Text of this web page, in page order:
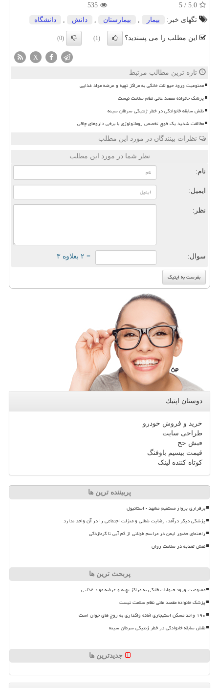
5.0
/
5
535
تگهای خبر:
بیمار بیمارستان دانش دانشگاه
این مطلب را می پسندید؟ (1)
(0)
X
تازه ترین مطالب مرتبط
ممنوعیت ورود حیوانات خانگی به مراکز تهیه و عرضه مواد غذایی
پزشک خانواده مقصد غائی نظام سلامت نیست
نقش سابقه خانوادگی در خطر ژنتیکی سرطان سینه
مخالفت شدید یک فوق تخصص روماتولوژی با برخی داروهای چاقی
نظرات بینندگان در مورد این مطلب
نظر شما در مورد این مطلب
نام:
ایمیل:
نظر:
سوال: = ۲ بعلاوه ۳
دوستان اپتیك
خرید و فروش خودرو
طراحی سایت
فیش حج
قیمت بیسیم باوفنگ
کوتاه کننده لینک
پربیننده ترین ها
برقراری پرواز مستقیم مشهد - استانبول
پزشکی دیگر درآمد، رضایت شغلی و منزلت اجتماعی را در آن واحد ندارد
راهنمای حضور ایمن در مراسم طولانی از کم آبی تا گرمازدگی
نقش تغذیه در سلامت روان
پربحث ترین ها
ممنوعیت ورود حیوانات خانگی به مراکز تهیه و عرضه مواد غذایی
پزشک خانواده مقصد غائی نظام سلامت نیست
۱۹۰ واحد مسکن استیجاری آماده واگذاری به زوج های جوان است
نقش سابقه خانوادگی در خطر ژنتیکی سرطان سینه
جدیدترین ها